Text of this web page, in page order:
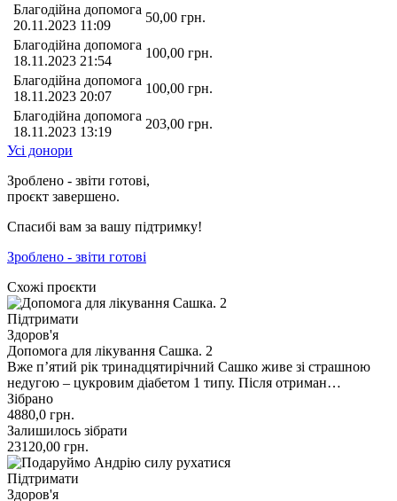
Благодійна допомога
20.11.2023 11:09
50,00 грн.
Благодійна допомога
18.11.2023 21:54
100,00 грн.
Благодійна допомога
18.11.2023 20:07
100,00 грн.
Благодійна допомога
18.11.2023 13:19
203,00 грн.
Усі донори
Зроблено - звіти готові,
проєкт завершено.
Спасибі вам за вашу підтримку!
Зроблено - звіти готові
Схожі проєкти
Підтримати
Здоров'я
Допомога для лікування Сашка. 2
Вже пʼятий рік тринадцятирічний Сашко живе зі страшною
недугою – цукровим діабетом 1 типу. Після отриман…
Зібрано
4880,0 грн.
Залишилось зібрати
23120,00 грн.
Підтримати
Здоров'я